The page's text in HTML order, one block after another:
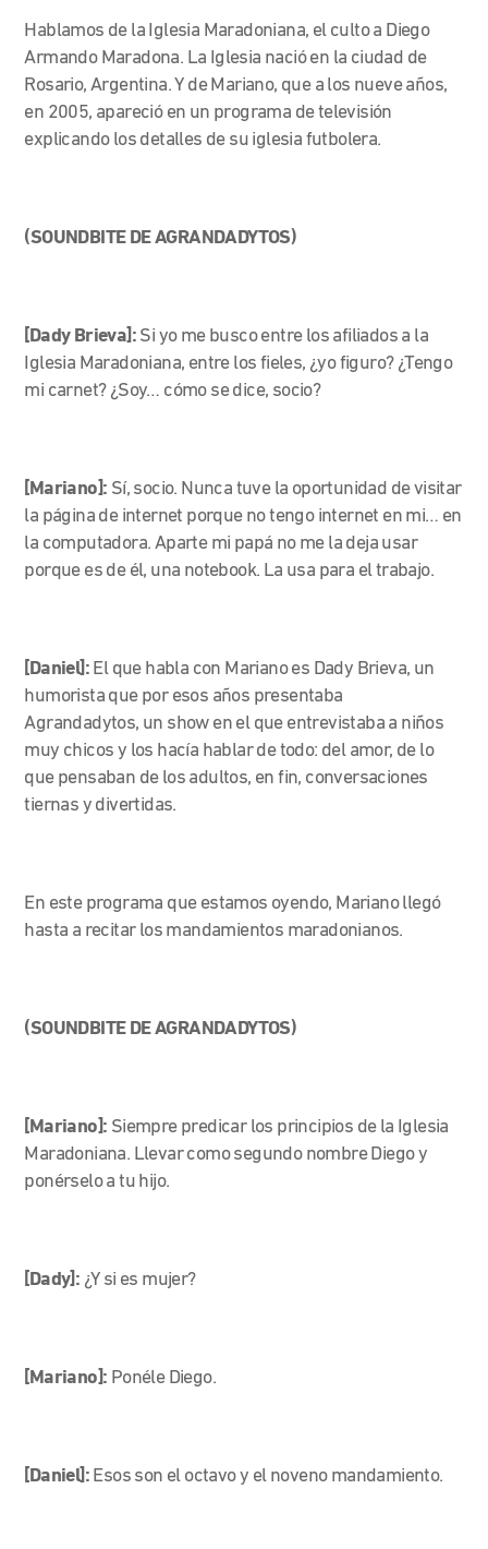
Hablamos de la Iglesia Maradoniana, el culto a Diego
Armando Maradona. La Iglesia nació en la ciudad de
Rosario, Argentina. Y de Mariano, que a los nueve años,
en 2005, apareció en un programa de televisión
explicando los detalles de su iglesia futbolera.
(SOUNDBITE DE AGRANDADYTOS)
[Dady Brieva]: Si yo me busco entre los afiliados a la
Iglesia Maradoniana, entre los fieles, ¿yo figuro? ¿Tengo
mi carnet? ¿Soy… cómo se dice, socio?
[Mariano]: Sí, socio. Nunca tuve la oportunidad de visitar
la página de internet porque no tengo internet en mi… en
la computadora. Aparte mi papá no me la deja usar
porque es de él, una notebook. La usa para el trabajo.
[Daniel]: El que habla con Mariano es Dady Brieva, un
humorista que por esos años presentaba
Agrandadytos, un show en el que entrevistaba a niños
muy chicos y los hacía hablar de todo: del amor, de lo
que pensaban de los adultos, en fin, conversaciones
tiernas y divertidas.
En este programa que estamos oyendo, Mariano llegó
hasta a recitar los mandamientos maradonianos.
(SOUNDBITE DE AGRANDADYTOS)
[Mariano]: Siempre predicar los principios de la Iglesia
Maradoniana. Llevar como segundo nombre Diego y
ponérselo a tu hijo.
[Dady]: ¿Y si es mujer?
[Mariano]: Ponéle Diego.
[Daniel]: Esos son el octavo y el noveno mandamiento.